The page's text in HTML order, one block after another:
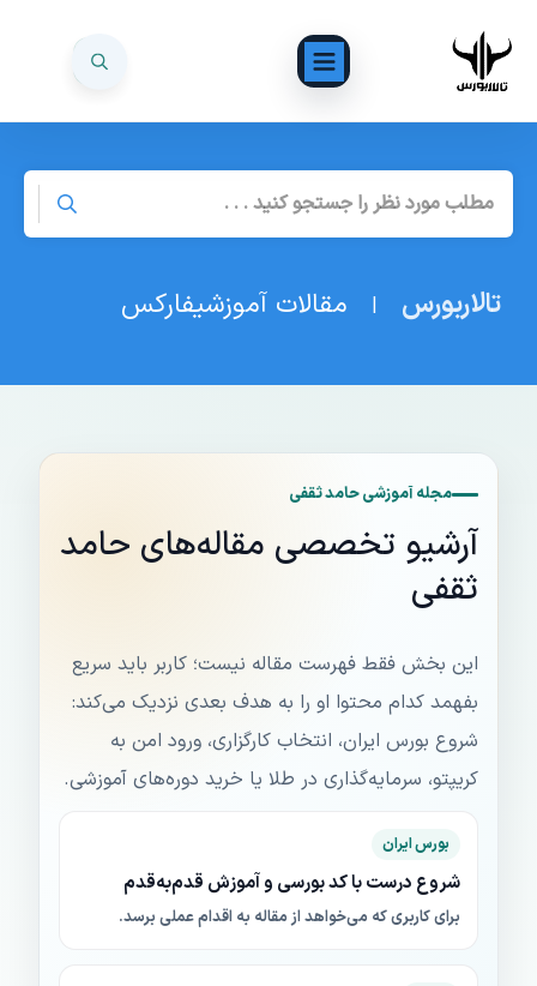
تالاربورس | مقالات آموزشیفارکس
مجله آموزشی حامد ثقفی
آرشیو تخصصی مقاله‌های حامد
ثقفی
این بخش فقط فهرست مقاله نیست؛ کاربر باید سریع
بفهمد کدام محتوا او را به هدف بعدی نزدیک می‌کند:
شروع بورس ایران، انتخاب کارگزاری، ورود امن به
کریپتو، سرمایه‌گذاری در طلا یا خرید دوره‌های آموزشی.
بورس ایران
شروع درست با کد بورسی و آموزش قدم‌به‌قدم
برای کاربری که می‌خواهد از مقاله به اقدام عملی برسد.